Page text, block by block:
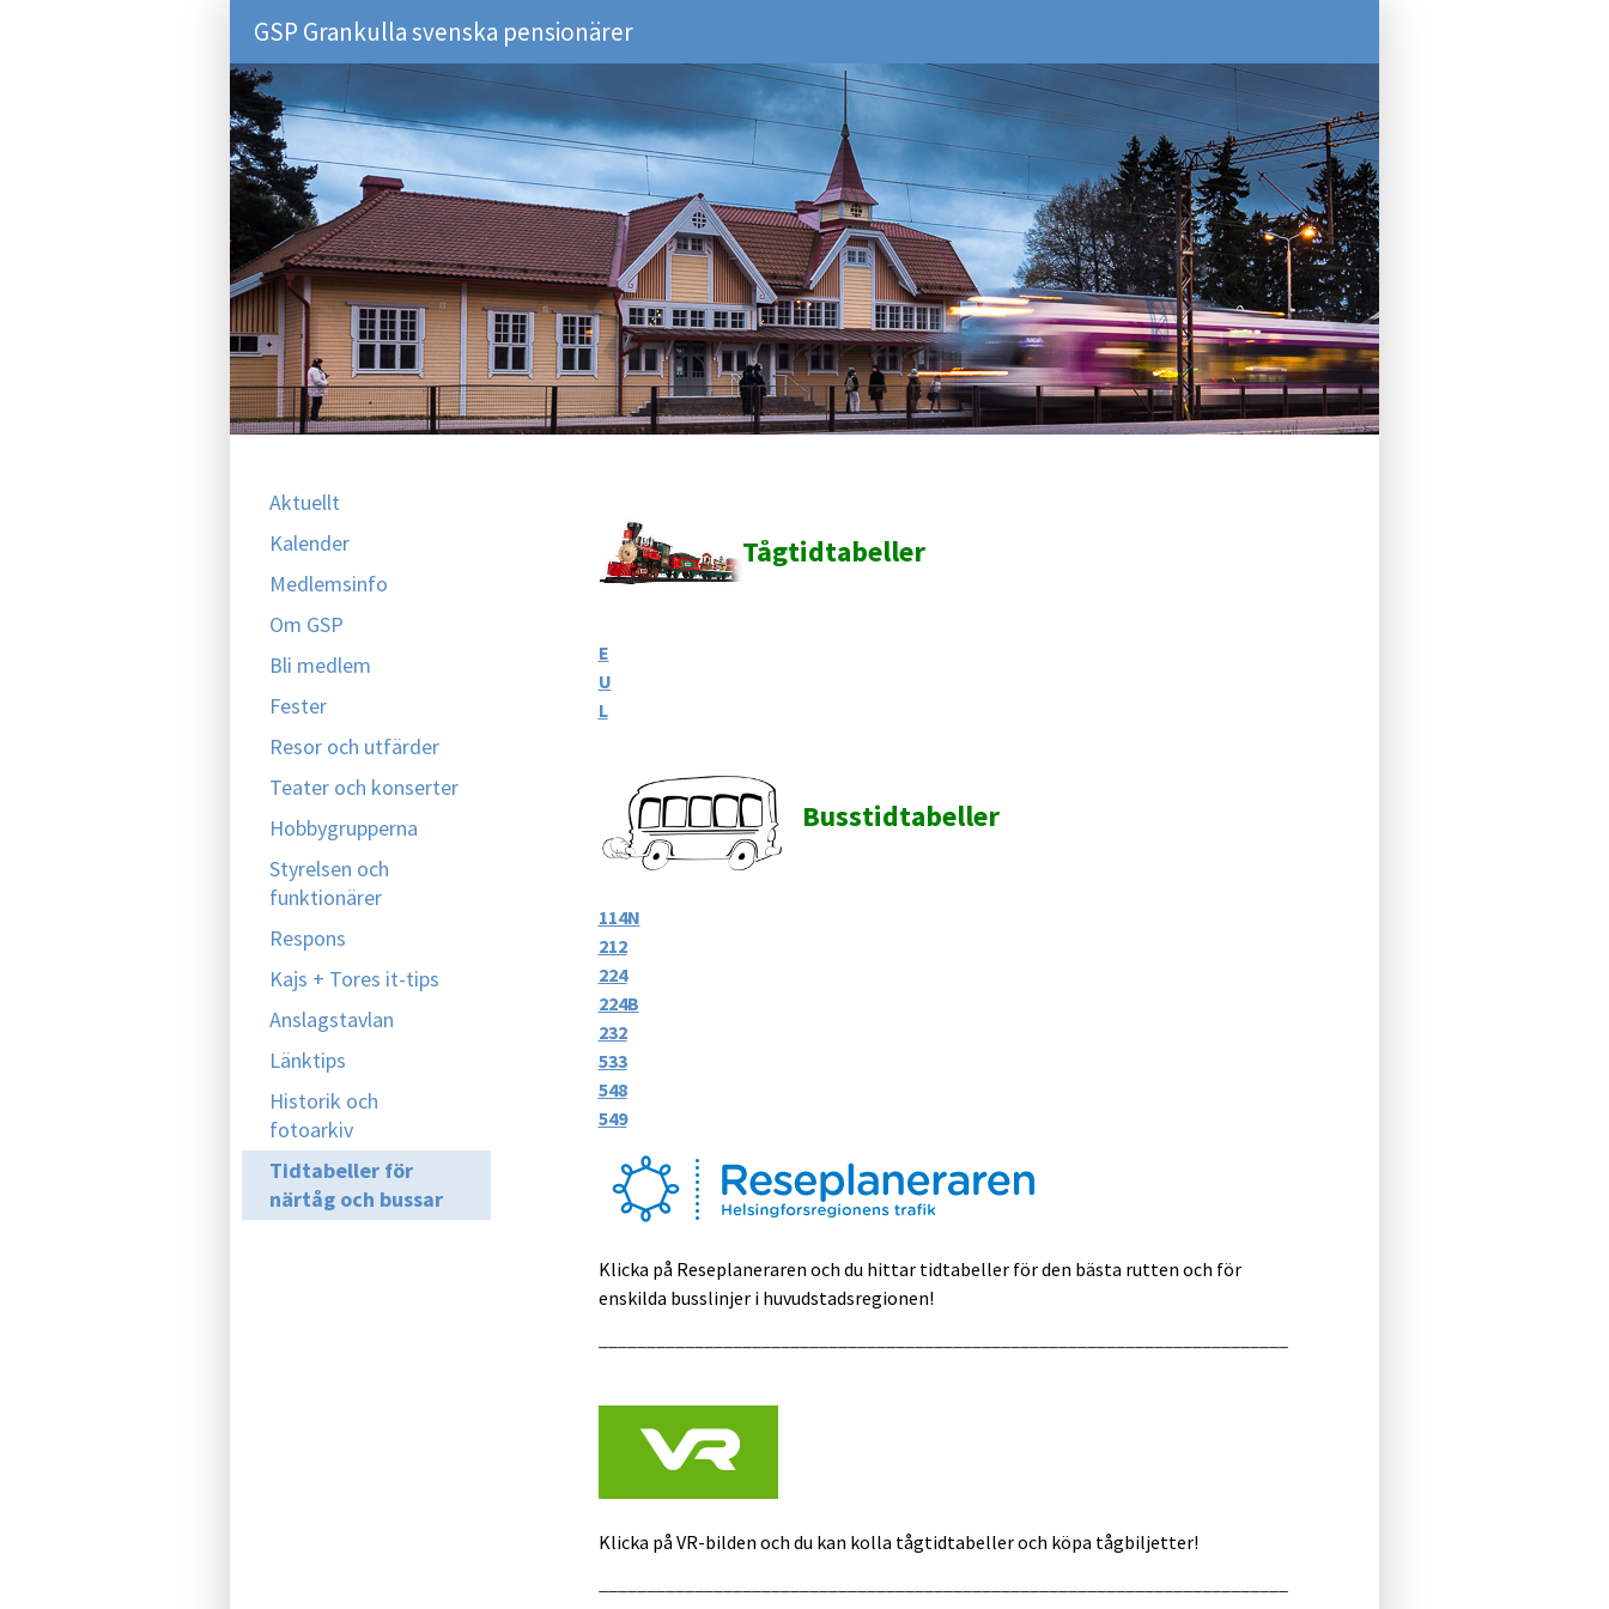
GSP Grankulla svenska pensionärer
Aktuellt
Kalender
Medlemsinfo
Om GSP
Bli medlem
Fester
Resor och utfärder
Teater och konserter
Hobbygrupperna
Styrelsen och
funktionärer
Respons
Kajs + Tores it-tips
Anslagstavlan
Länktips
Historik och
fotoarkiv
Tidtabeller för
närtåg och bussar
Tågtidtabeller
E
U
L
Busstidtabeller
114N
212
224
224B
232
533
548
549
Klicka på Reseplaneraren och du hittar tidtabeller för den bästa rutten och för
enskilda busslinjer i huvudstadsregionen!
Klicka på VR-bilden och du kan kolla tågtidtabeller och köpa tågbiljetter!